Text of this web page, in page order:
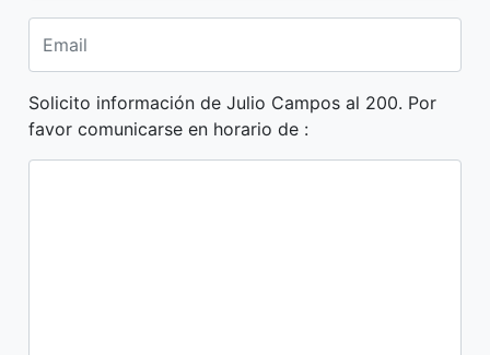
Solicito información de Julio Campos al 200. Por
favor comunicarse en horario de :